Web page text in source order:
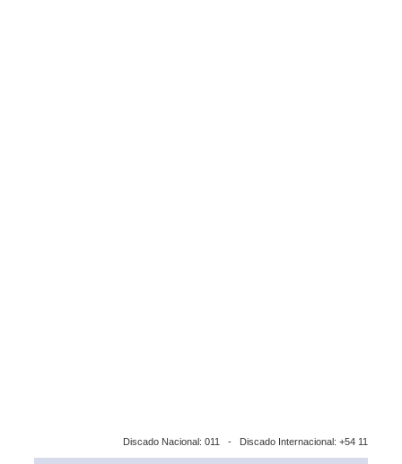
Discado Nacional: 011 - Discado Internacional: +54 11